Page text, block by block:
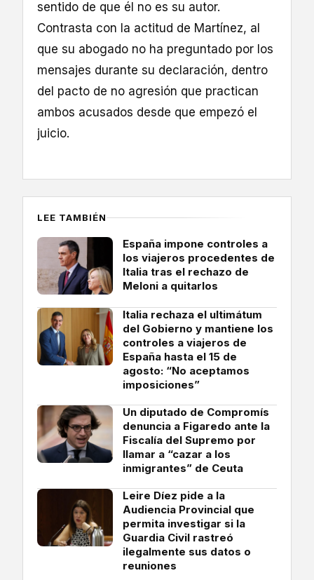
sentido de que él no es su autor.
Contrasta con la actitud de Martínez, al
que su abogado no ha preguntado por los
mensajes durante su declaración, dentro
del pacto de no agresión que practican
ambos acusados desde que empezó el
juicio.
LEE TAMBIÉN
España impone controles a
los viajeros procedentes de
Italia tras el rechazo de
Meloni a quitarlos
Italia rechaza el ultimátum
del Gobierno y mantiene los
controles a viajeros de
España hasta el 15 de
agosto: “No aceptamos
imposiciones”
Un diputado de Compromís
denuncia a Figaredo ante la
Fiscalía del Supremo por
llamar a “cazar a los
inmigrantes” de Ceuta
Leire Díez pide a la
Audiencia Provincial que
permita investigar si la
Guardia Civil rastreó
ilegalmente sus datos o
reuniones